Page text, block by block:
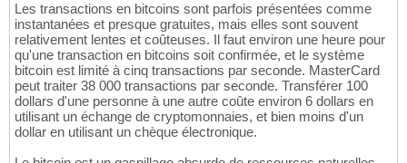
Les transactions en bitcoins sont parfois présentées comme
instantanées et presque gratuites, mais elles sont souvent
relativement lentes et coûteuses. Il faut environ une heure pour
qu'une transaction en bitcoins soit confirmée, et le système
bitcoin est limité à cinq transactions par seconde. MasterCard
peut traiter 38 000 transactions par seconde. Transférer 100
dollars d'une personne à une autre coûte environ 6 dollars en
utilisant un échange de cryptomonnaies, et bien moins d'un
dollar en utilisant un chèque électronique.